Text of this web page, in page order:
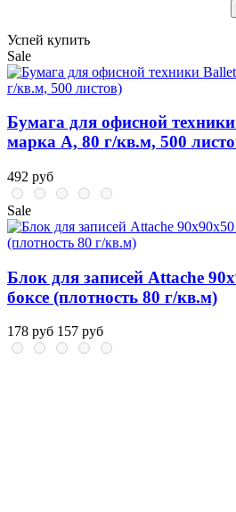
Успей купить
Sale
Бумага для офисной
марка A, 80 г/кв.м, 500
492 руб
Sale
Блок для записей Attache
боксе (плотность 80 г/кв.м)
178 руб 157 руб